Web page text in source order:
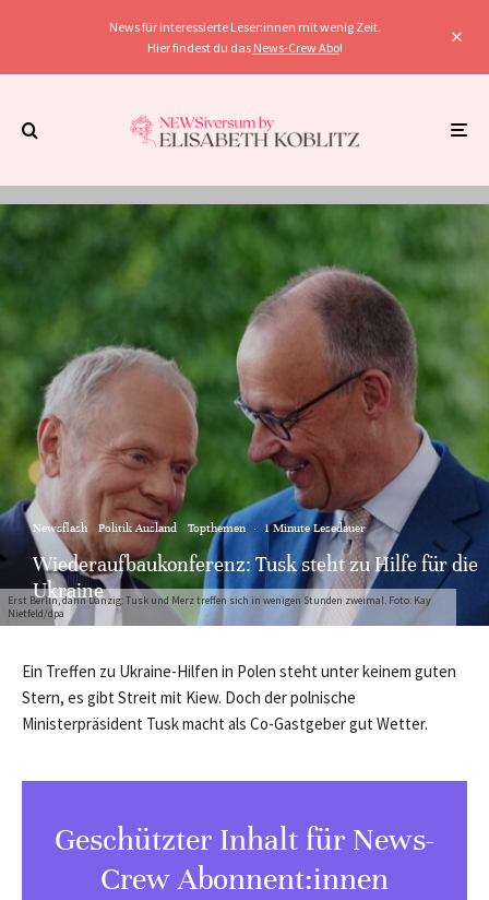
News für interessierte Leser:innen mit wenig Zeit.
Hier findest du das News-Crew Abo!
Erst Berlin, dann Danzig: Tusk und Merz treffen sich in wenigen Stunden zweimal. Foto: Kay
Nietfeld/dpa
Newsflash Politik Ausland Topthemen · 1 Minute Lesedauer
Wiederaufbaukonferenz: Tusk steht zu Hilfe für die
Ukraine
Ein Treffen zu Ukraine-Hilfen in Polen steht unter keinem guten
Stern, es gibt Streit mit Kiew. Doch der polnische
Ministerpräsident Tusk macht als Co-Gastgeber gut Wetter.
Geschützter Inhalt für News-
Crew Abonnent:innen